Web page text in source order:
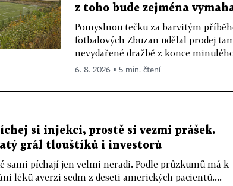
z toho bude zejména
Pomyslnou tečku za barvitým
fotbalových Zbuzan udělal prodej
nevydařené dražbě z konce
6. 8. 2026 ▪ 5 min. čtení
si injekci, prostě si vezmi prášek.
grál tlouštíků i investorů
sami píchají jen velmi neradi. Podle průzkumů má k
léků averzi sedm z deseti amerických pacientů....